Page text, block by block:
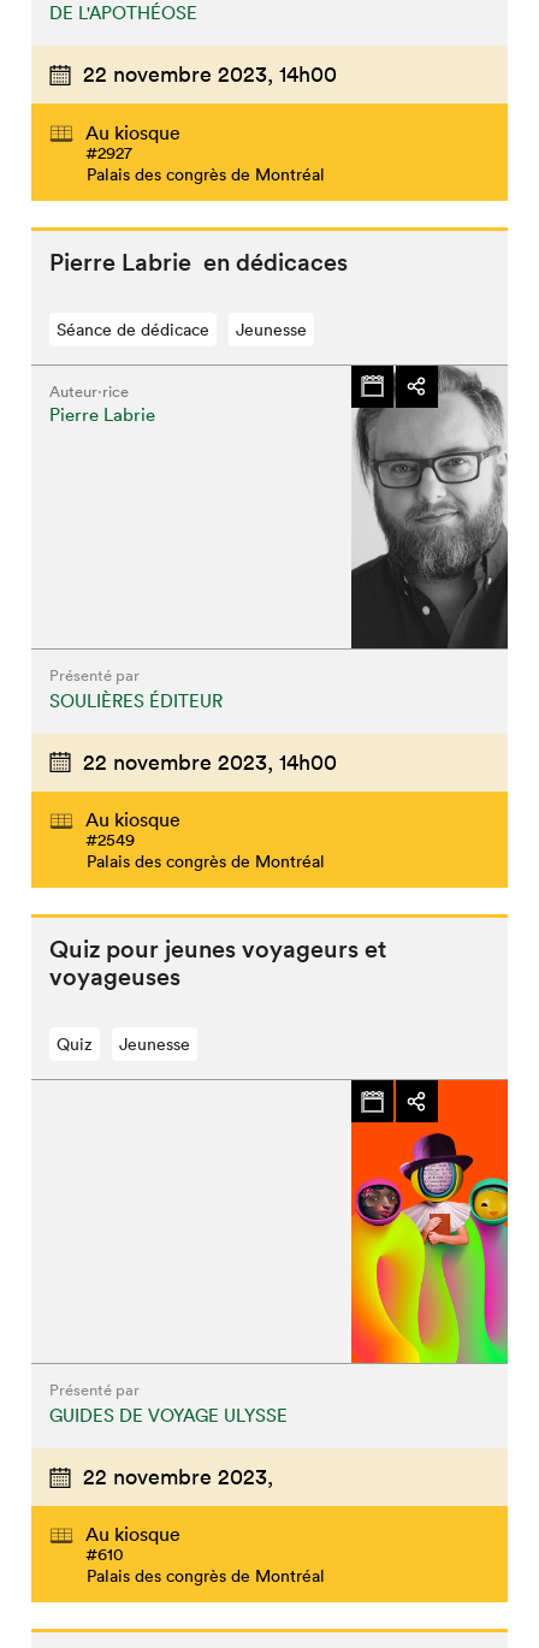
DE L'APOTHÉOSE
22 novembre 2023, 14h00
Au kiosque
#2927
Palais des congrès de Montréal
Pierre Labrie en dédicaces
Séance de dédicace Jeunesse
Auteur·rice
Pierre Labrie
Présenté par
SOULIÈRES ÉDITEUR
22 novembre 2023, 14h00
Au kiosque
#2549
Palais des congrès de Montréal
Quiz pour jeunes voyageurs et
voyageuses
Quiz Jeunesse
Présenté par
GUIDES DE VOYAGE ULYSSE
22 novembre 2023,
Au kiosque
#610
Palais des congrès de Montréal